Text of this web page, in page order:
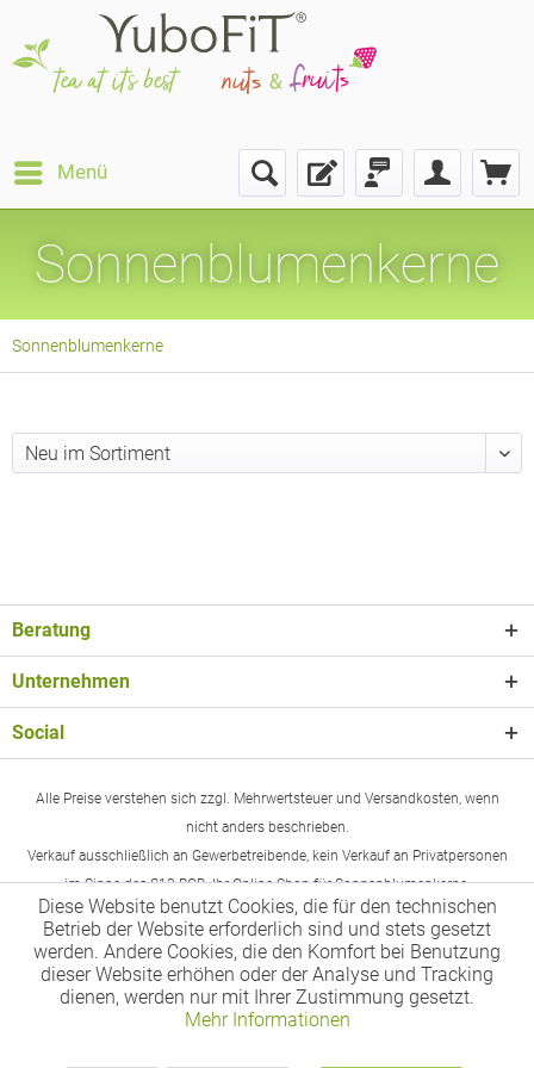
Menü
Sonnenblumenkerne
Sonnenblumenkerne
Beratung
Unternehmen
Social
Alle Preise verstehen sich zzgl. Mehrwertsteuer und Versandkosten, wenn
nicht anders beschrieben.
Verkauf ausschließlich an Gewerbetreibende, kein Verkauf an Privatpersonen
im Sinne des §13 BGB. Ihr Online-Shop für Sonnenblumenkerne.
Diese Website benutzt Cookies, die für den technischen
Betrieb der Website erforderlich sind und stets gesetzt
werden. Andere Cookies, die den Komfort bei Benutzung
dieser Website erhöhen oder der Analyse und Tracking
dienen, werden nur mit Ihrer Zustimmung gesetzt.
Mehr Informationen